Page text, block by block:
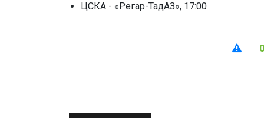
ЦСКА - «Регар-ТадАЗ», 17:00
0